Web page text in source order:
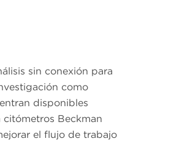
sin conexión para
como
disponibles
citómetros Beckman
el flujo de trabajo